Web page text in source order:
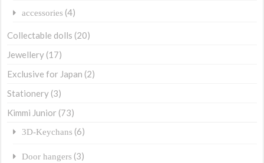
accessories (4)
Collectable dolls (20)
Jewellery (17)
Exclusive for Japan (2)
Stationery (3)
Kimmi Junior (73)
3D-Keychans (6)
Door hangers (3)